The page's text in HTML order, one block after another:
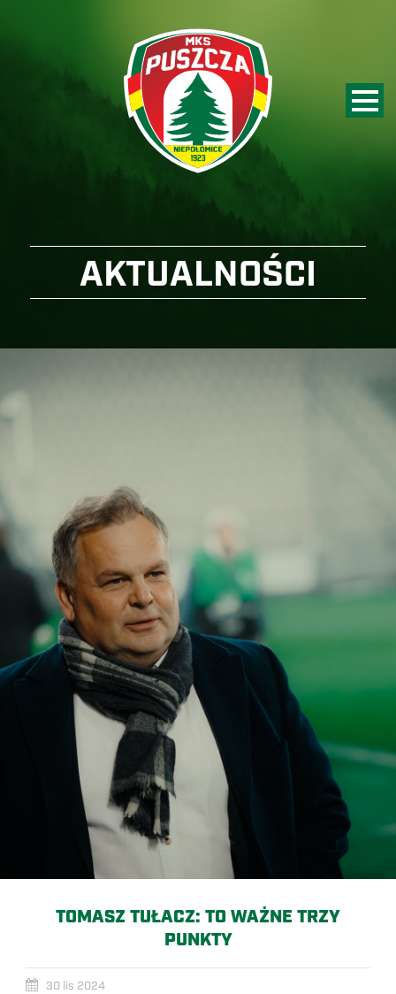
AKTUALNOŚCI
TOMASZ TUŁACZ: TO WAŻNE TRZY
PUNKTY
30 lis 2024